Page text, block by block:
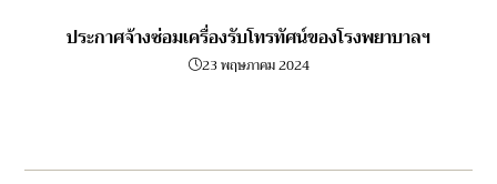
ประกาศจ้างซ่อมเครื่องรับโทรทัศน์ของโรงพยาบาลฯ
23 พฤษภาคม 2024